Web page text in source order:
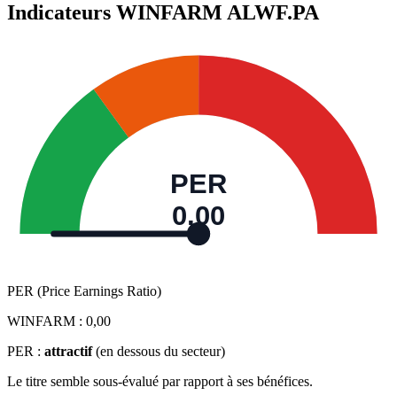
Indicateurs WINFARM ALWF.PA
PER
0,00
PER (Price Earnings Ratio)
WINFARM : 0,00
PER : attractif (en dessous du secteur)
Le titre semble sous-évalué par rapport à ses bénéfices.